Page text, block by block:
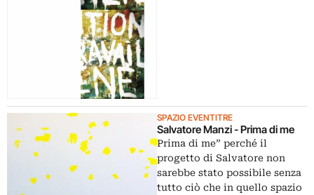
SPAZIO EVENTITRE
Salvatore Manzi - Prima di me
Prima di me” perché il
progetto di Salvatore non
sarebbe stato possibile senza
tutto ciò che in quello spazio